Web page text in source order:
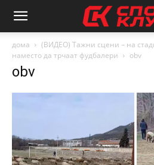
дома
(ВИДЕО) Тажни сцени – на
наместо да трчаат фудбалери
obv
obv